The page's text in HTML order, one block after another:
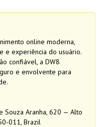
online moderna,
e experiência do usuário.
confiável, a DW8
e envolvente para
Souza Aranha, 620 — Alto
011, Brazil